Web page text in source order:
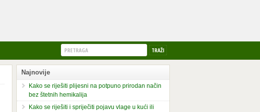
Najnovije
Kako se riješiti plijesni na potpuno prirodan način
bez štetnih hemikalija
Kako se riješiti i spriječiti pojavu vlage u kući ili